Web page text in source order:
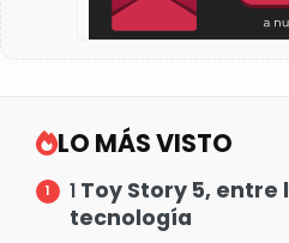
LO MÁS VISTO
1 Toy Story 5, entre
tecnología